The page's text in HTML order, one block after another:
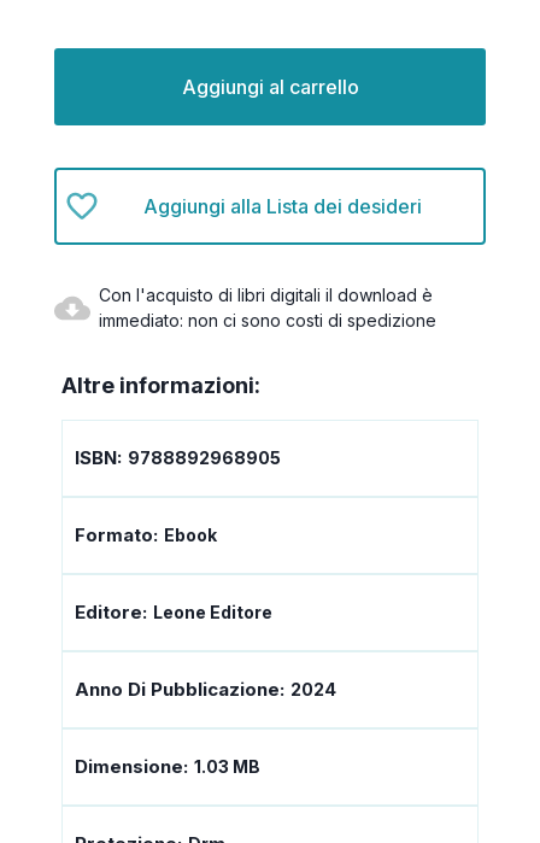
Aggiungi alla Lista dei desideri
Con l'acquisto di libri digitali il download è
immediato: non ci sono costi di spedizione
Altre informazioni:
ISBN: 9788892968905
Formato: Ebook
Editore: Leone Editore
Anno Di Pubblicazione: 2024
Dimensione: 1.03 MB